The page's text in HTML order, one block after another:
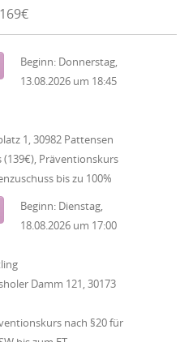
Beginn: Donnerstag,
13.08.2026 um 18:45
1, 30982 Pattensen
(139€), Präventionskurs
bis zu 100%
Beginn: Dienstag,
18.08.2026 um 17:00
Damm 121, 30173
nach §20 für